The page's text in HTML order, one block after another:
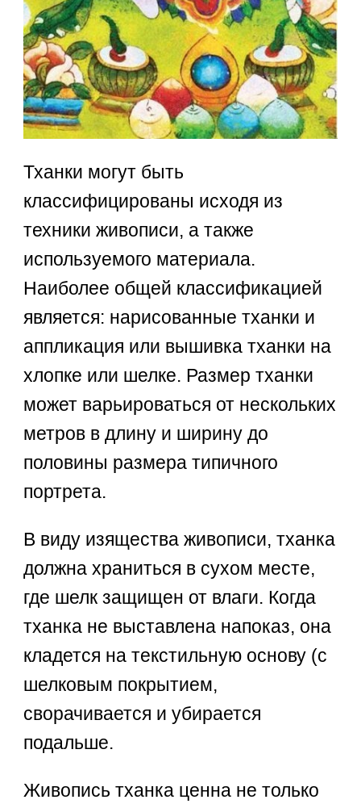
Тханки могут быть
классифицированы исходя из
техники живописи, а также
используемого материала.
Наиболее общей классификацией
является: нарисованные тханки и
аппликация или вышивка тханки на
хлопке или шелке. Размер тханки
может варьироваться от нескольких
метров в длину и ширину до
половины размера типичного
портрета.
В виду изящества живописи, тханка
должна храниться в сухом месте,
где шелк защищен от влаги. Когда
тханка не выставлена напоказ, она
кладется на текстильную основу (с
шелковым покрытием,
сворачивается и убирается
подальше.
Живопись тханка ценна не только